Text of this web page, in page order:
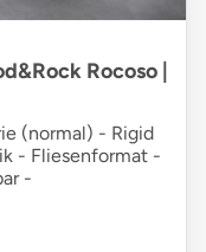
Rocoso |
(normal) - Rigid
- Fliesenformat -
-